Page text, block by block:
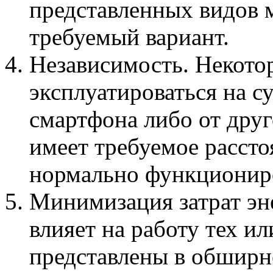
представленных
требуемый вариант.
Независимость.
эксплуатироваться на
смартфона либо от
имеет требуемое
нормально
Минимизация затрат
влияет на работу тех
представлены в